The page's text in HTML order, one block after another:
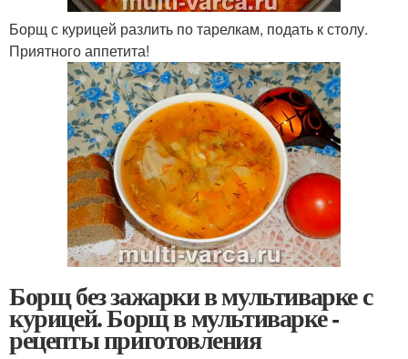
Борщ с курицей разлить по тарелкам, подать к столу.
Приятного аппетита!
Борщ без зажарки в мультиварке с
курицей. Борщ в мультиварке -
рецепты приготовления